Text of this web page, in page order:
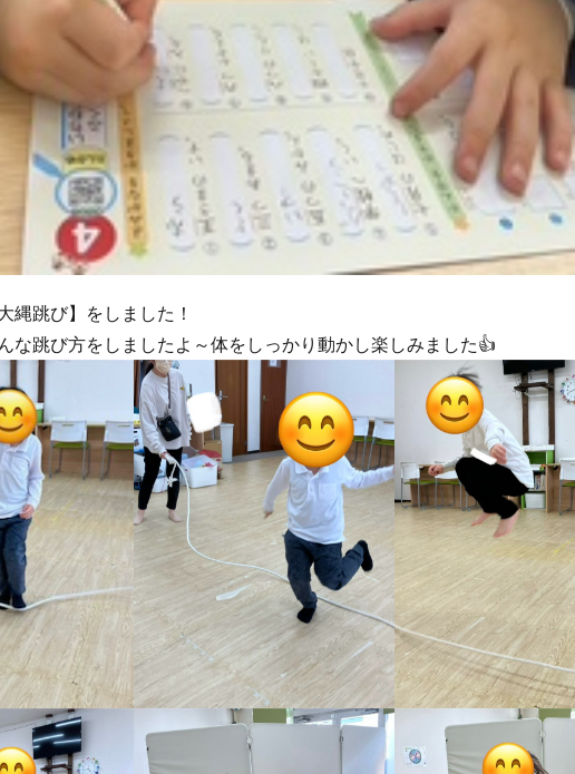
縄跳び】をしました！
な跳び方をしましたよ～体をしっかり動かし楽しみました👍